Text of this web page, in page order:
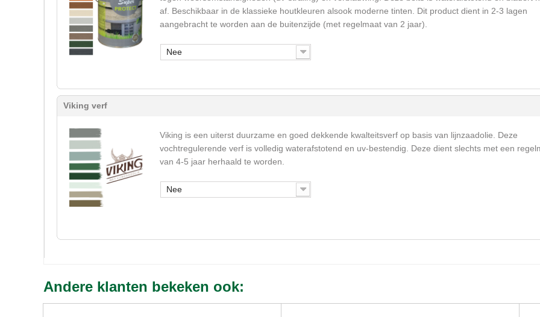
af. Beschikbaar in de klassieke houtkleuren alsook moderne tinten. Dit product dient in 2-3 lagen
aangebracht te worden aan de buitenzijde (met regelmaat van 2 jaar).
Nee
Viking verf
Viking is een uiterst duurzame en goed dekkende kwalteitsverf op basis van lijnzaadolie. Deze
vochtregulerende verf is volledig waterafstotend en uv-bestendig. Deze dient slechts met een
van 4-5 jaar herhaald te worden.
Nee
Andere klanten bekeken ook: